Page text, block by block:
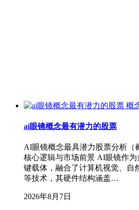
概
ai眼镜概念最有潜力的股票
AI眼镜概念最具潜力股票分析（
核心逻辑与市场前景 AI眼镜作
键载体，融合了计算机视觉、自
等技术，其硬件结构涵盖…
2026年8月7日